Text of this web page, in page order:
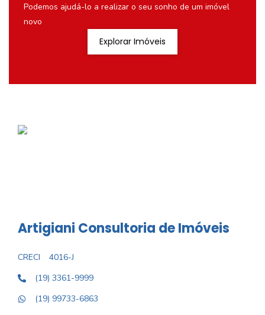
Podemos ajudá-lo a realizar o seu sonho de um imóvel
novo
Explorar Imóveis
Artigiani Consultoria de Imóveis
CRECI
4016-J
(19) 3361-9999
(19) 99733-6863